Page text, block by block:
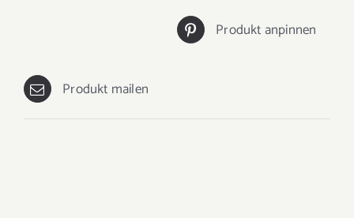
Produkt anpinnen
Produkt mailen